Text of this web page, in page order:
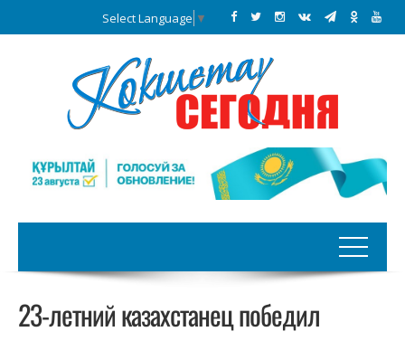
Select Language ▼
23-летний казахстанец победил